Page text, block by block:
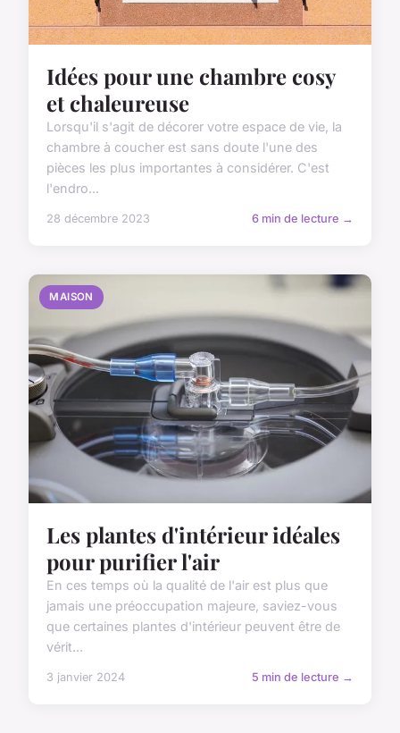
Idées pour une chambre cosy
et chaleureuse
Lorsqu'il s'agit de décorer votre espace de vie, la
chambre à coucher est sans doute l'une des
pièces les plus importantes à considérer. C'est
l'endro...
28 décembre 2023 6 min de lecture →
MAISON
Les plantes d'intérieur idéales
pour purifier l'air
En ces temps où la qualité de l'air est plus que
jamais une préoccupation majeure, saviez-vous
que certaines plantes d'intérieur peuvent être de
vérit...
3 janvier 2024 5 min de lecture →